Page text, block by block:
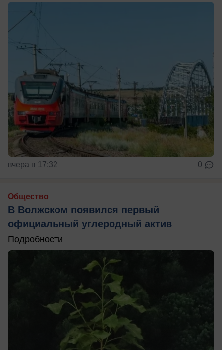
вчера в 17:32 0
Общество
В Волжском появился первый
официальный углеродный актив
Подробности